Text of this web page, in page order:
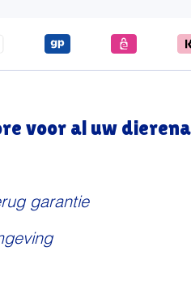
voor al uw
garantie